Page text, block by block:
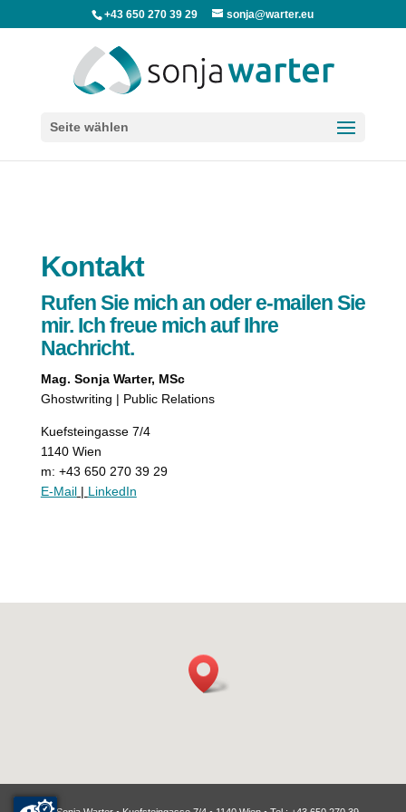
+43 650 270 39 29 sonja@warter.eu
Seite wählen
Kontakt
Rufen Sie mich an oder e-mailen Sie
mir. Ich freue mich auf Ihre
Nachricht.
Mag. Sonja Warter, MSc
Ghostwriting | Public Relations
Kuefsteingasse 7/4
1140 Wien
m: +43 650 270 39 29
E-Mail| LinkedIn